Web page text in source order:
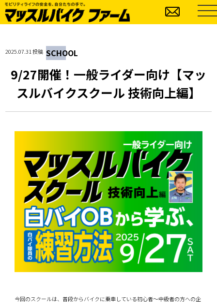
2025.07.31 投稿 SCHOOL
9/27開催！一般ライダー向け【マッ
スルバイクスクール 技術向上編】
今回のスクールは、普段からバイクに乗車している初心者〜中級者の方への企